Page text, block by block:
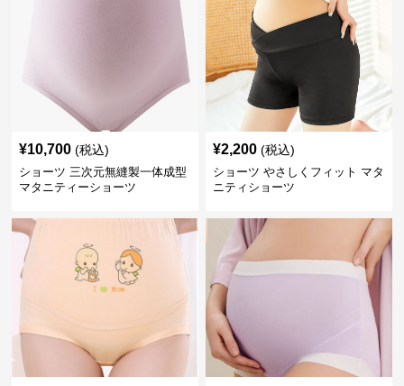
¥10,700 (税込)
ショーツ 三次元無縫製一体成型
マタニティーショーツ
¥2,200 (税込)
ショーツ やさしくフィット マタ
ニティショーツ